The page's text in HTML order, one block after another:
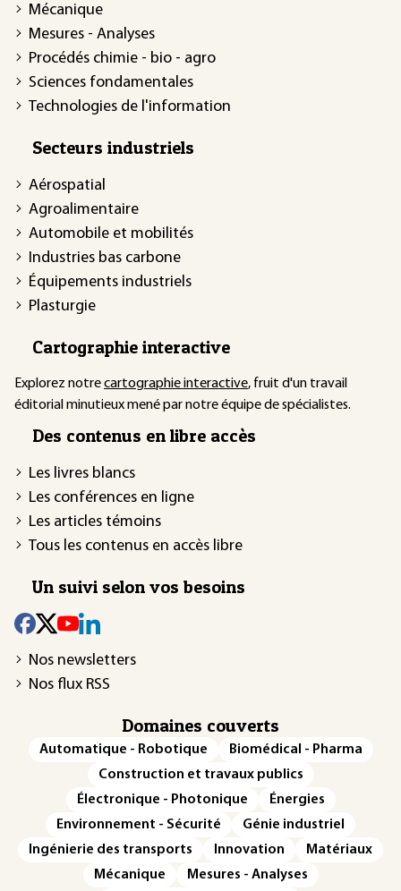
Mécanique
Mesures - Analyses
Procédés chimie - bio - agro
Sciences fondamentales
Technologies de l'information
Secteurs industriels
Aérospatial
Agroalimentaire
Automobile et mobilités
Industries bas carbone
Équipements industriels
Plasturgie
Cartographie interactive
Explorez notrecartographie interactive, fruit d'un travail
éditorial minutieux mené par notre équipe de spécialistes.
Des contenus en libre accès
Les livres blancs
Les conférences en ligne
Les articles témoins
Tous les contenus en accès libre
Un suivi selon vos besoins
Nos newsletters
Nos flux RSS
Domaines couverts
Automatique - Robotique
Biomédical - Pharma
Construction et travaux publics
Électronique - Photonique
Énergies
Environnement - Sécurité
Génie industriel
Ingénierie des transports
Innovation
Matériaux
Mécanique
Mesures - Analyses